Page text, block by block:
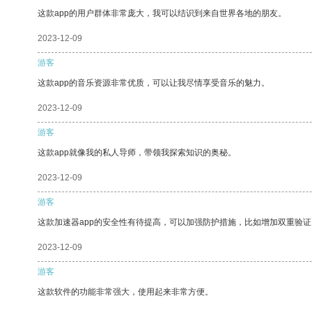
这款app的用户群体非常庞大，我可以结识到来自世界各地的朋友。
2023-12-09
游客
这款app的音乐资源非常优质，可以让我尽情享受音乐的魅力。
2023-12-09
游客
这款app就像我的私人导师，带领我探索知识的奥秘。
2023-12-09
游客
这款加速器app的安全性有待提高，可以加强防护措施，比如增加双重验
2023-12-09
游客
这款软件的功能非常强大，使用起来非常方便。